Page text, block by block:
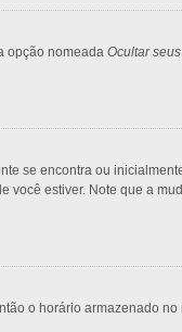
opção nomeada Ocultar
se encontra ou
estiver. Note que a
o horário armazenado